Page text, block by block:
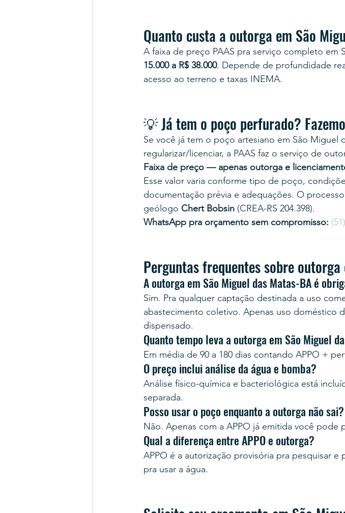
Quanto custa a outorga em São
A faixa de preço PAAS pra serviço completo em
15.000 a R$ 38.000. Depende de profundidade
acesso ao terreno e taxas INEMA.
💡 Já tem o poço perfurado?
Se você já tem o poço artesiano em São Miguel
regularizar/licenciar, a PAAS faz o serviço de
Faixa de preço — apenas outorga e
Esse valor varia conforme tipo de poço,
documentação prévia e adequações. O
geólogo Chert Bobsin (CREA-RS 204.398).
WhatsApp pra orçamento sem compromisso:
Perguntas frequentes sobre
A outorga em São Miguel das Matas-BA é
Sim. Pra qualquer captação destinada a uso
abastecimento coletivo. Apenas uso doméstico
dispensado.
Quanto tempo leva a outorga em São Miguel
Em média de 90 a 180 dias contando APPO +
O preço inclui análise da água e bomba?
Análise físico-química e bacteriológica está
separada.
Posso usar o poço enquanto a outorga não sai?
Não. Apenas com a APPO já emitida você pode
Qual a diferença entre APPO e outorga?
APPO é a autorização provisória pra pesquisar
pra usar a água.